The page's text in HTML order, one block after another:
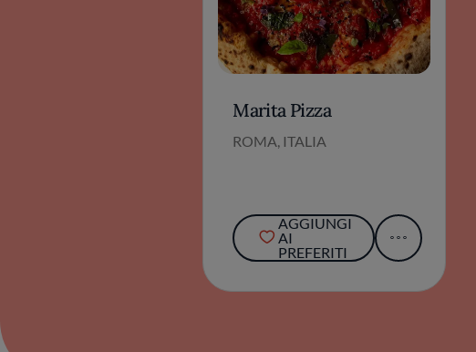
Marita Pizza
ROMA, ITALIA
AGGIUNGI
AI
PREFERITI